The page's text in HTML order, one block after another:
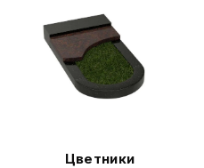
Цветники